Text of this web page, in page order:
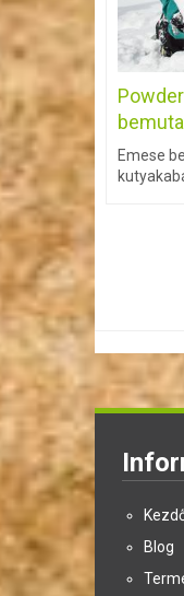
Emese
Blog